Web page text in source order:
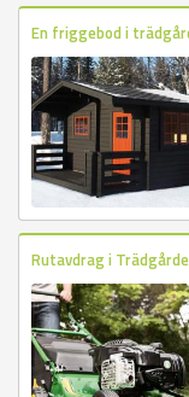
En friggebod i
Rutavdrag i